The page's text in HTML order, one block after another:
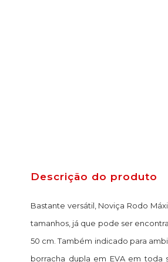
Descrição do produto
Bastante versátil, Noviça Rodo
tamanhos, já que pode ser
50 cm. Também indicado para
borracha dupla em EVA em toda